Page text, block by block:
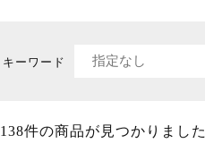
キーワード
138件の商品が見つかりました